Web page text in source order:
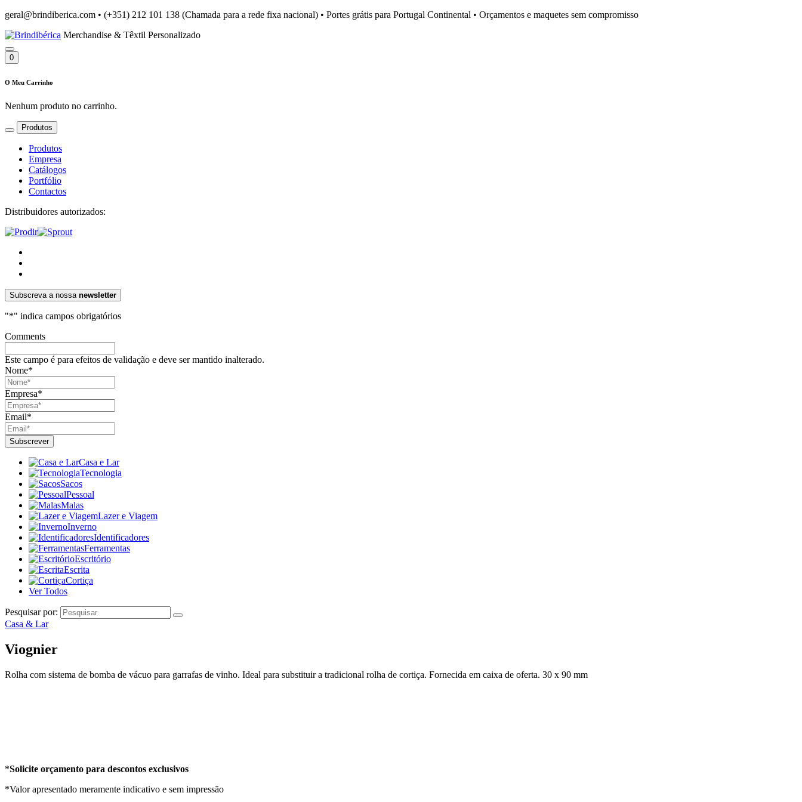
geral@brindiberica.com • (+351) 212 101 138 (Chamada para a rede fixa nacional) • Portes grátis para Portugal Continental • Orçamentos e maquetes sem compromisso
Merchandise & Têxtil Personalizado
0
O Meu Carrinho
Nenhum produto no carrinho.
Produtos
Produtos
Empresa
Catálogos
Portfólio
Contactos
Distribuidores autorizados:
Subscreva a nossa newsletter
"*" indica campos obrigatórios
Comments
Este campo é para efeitos de validação e deve ser mantido inalterado.
Nome*
Empresa*
Email*
Casa e Lar
Tecnologia
Sacos
Pessoal
Malas
Lazer e Viagem
Inverno
Identificadores
Ferramentas
Escritório
Escrita
Cortiça
Ver Todos
Pesquisar por:
Casa & Lar
Viognier
Rolha com sistema de bomba de vácuo para garrafas de vinho. Ideal para substituir a tradicional rolha de cortiça. Fornecida em caixa de oferta. 30 x 90 mm
*Solicite orçamento para descontos exclusivos
*Valor apresentado meramente indicativo e sem impressão